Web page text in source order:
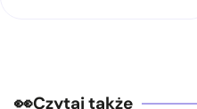
Czytaj także